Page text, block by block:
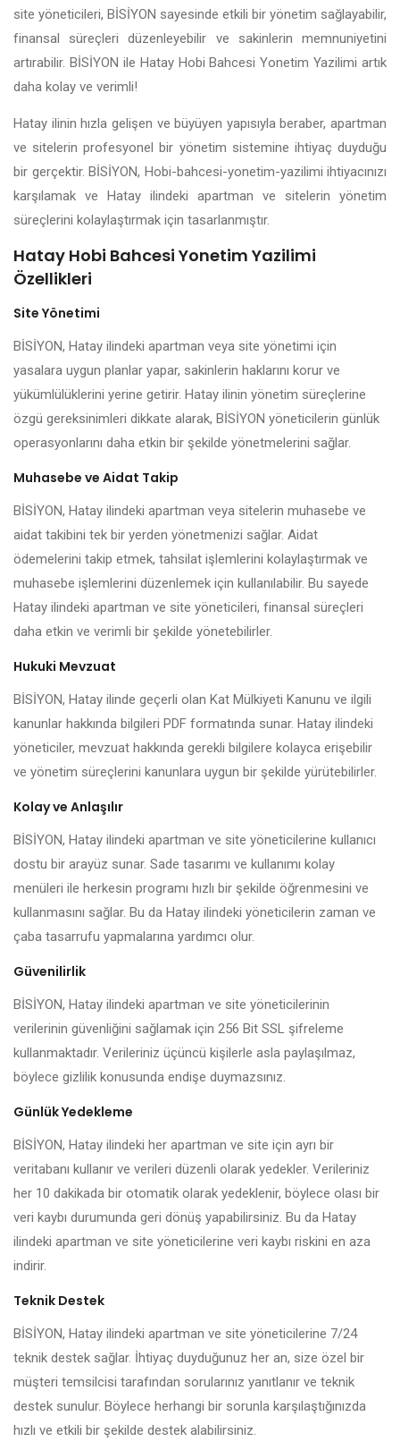
site yöneticileri, BİSİYON sayesinde etkili bir yönetim sağlayabilir,
finansal süreçleri düzenleyebilir ve sakinlerin memnuniyetini
artırabilir. BİSİYON ile Hatay Hobi Bahcesi Yonetim Yazilimi artık
daha kolay ve verimli!
Hatay ilinin hızla gelişen ve büyüyen yapısıyla beraber, apartman
ve sitelerin profesyonel bir yönetim sistemine ihtiyaç duyduğu
bir gerçektir. BİSİYON, Hobi-bahcesi-yonetim-yazilimi ihtiyacınızı
karşılamak ve Hatay ilindeki apartman ve sitelerin yönetim
süreçlerini kolaylaştırmak için tasarlanmıştır.
Hatay Hobi Bahcesi Yonetim Yazilimi
Özellikleri
Site Yönetimi
BİSİYON, Hatay ilindeki apartman veya site yönetimi için
yasalara uygun planlar yapar, sakinlerin haklarını korur ve
yükümlülüklerini yerine getirir. Hatay ilinin yönetim süreçlerine
özgü gereksinimleri dikkate alarak, BİSİYON yöneticilerin günlük
operasyonlarını daha etkin bir şekilde yönetmelerini sağlar.
Muhasebe ve Aidat Takip
BİSİYON, Hatay ilindeki apartman veya sitelerin muhasebe ve
aidat takibini tek bir yerden yönetmenizi sağlar. Aidat
ödemelerini takip etmek, tahsilat işlemlerini kolaylaştırmak ve
muhasebe işlemlerini düzenlemek için kullanılabilir. Bu sayede
Hatay ilindeki apartman ve site yöneticileri, finansal süreçleri
daha etkin ve verimli bir şekilde yönetebilirler.
Hukuki Mevzuat
BİSİYON, Hatay ilinde geçerli olan Kat Mülkiyeti Kanunu ve ilgili
kanunlar hakkında bilgileri PDF formatında sunar. Hatay ilindeki
yöneticiler, mevzuat hakkında gerekli bilgilere kolayca erişebilir
ve yönetim süreçlerini kanunlara uygun bir şekilde yürütebilirler.
Kolay ve Anlaşılır
BİSİYON, Hatay ilindeki apartman ve site yöneticilerine kullanıcı
dostu bir arayüz sunar. Sade tasarımı ve kullanımı kolay
menüleri ile herkesin programı hızlı bir şekilde öğrenmesini ve
kullanmasını sağlar. Bu da Hatay ilindeki yöneticilerin zaman ve
çaba tasarrufu yapmalarına yardımcı olur.
Güvenilirlik
BİSİYON, Hatay ilindeki apartman ve site yöneticilerinin
verilerinin güvenliğini sağlamak için 256 Bit SSL şifreleme
kullanmaktadır. Verileriniz üçüncü kişilerle asla paylaşılmaz,
böylece gizlilik konusunda endişe duymazsınız.
Günlük Yedekleme
BİSİYON, Hatay ilindeki her apartman ve site için ayrı bir
veritabanı kullanır ve verileri düzenli olarak yedekler. Verileriniz
her 10 dakikada bir otomatik olarak yedeklenir, böylece olası bir
veri kaybı durumunda geri dönüş yapabilirsiniz. Bu da Hatay
ilindeki apartman ve site yöneticilerine veri kaybı riskini en aza
indirir.
Teknik Destek
BİSİYON, Hatay ilindeki apartman ve site yöneticilerine 7/24
teknik destek sağlar. İhtiyaç duyduğunuz her an, size özel bir
müşteri temsilcisi tarafından sorularınız yanıtlanır ve teknik
destek sunulur. Böylece herhangi bir sorunla karşılaştığınızda
hızlı ve etkili bir şekilde destek alabilirsiniz.